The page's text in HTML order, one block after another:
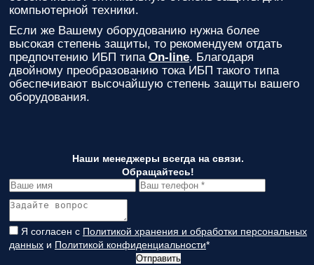
компьютерной техники.
Если же Вашему оборудованию нужна более
высокая степень защиты, то рекомендуем отдать
предпочтению ИБП типа On-line. Благодаря
двойному преобразованию тока ИБП такого типа
обеспечивают высочайшую степень защиты вашего
оборудования.
Наши менеджеры всегда на связи.
Обращайтесь!
Я согласен с Политикой хранения и обработки персональных
данных и Политикой конфиденциальности*
Отправить